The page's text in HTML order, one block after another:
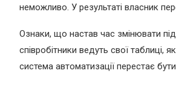
неможливо. У результаті власник
Ознаки, що настав час змінювати
співробітники ведуть свої таблиці,
система автоматизації перестає